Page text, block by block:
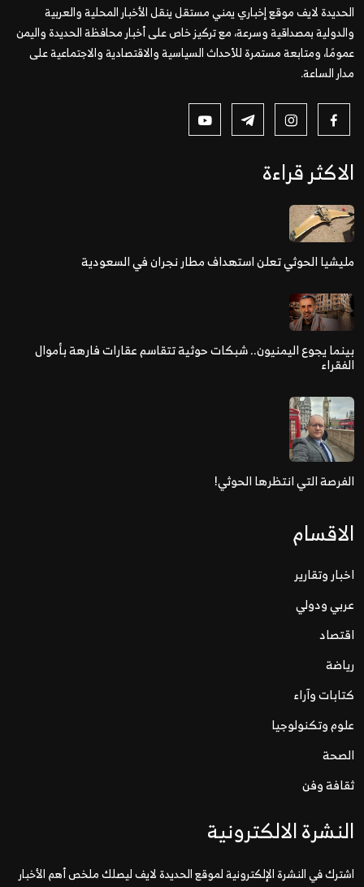
الحديدة لايف موقع إخباري يمني مستقل ينقل الأخبار المحلية والعربية
والدولية بمصداقية وسرعة، مع تركيز خاص على أخبار محافظة الحديدة واليمن
عمومًا، ومتابعة مستمرة للأحداث السياسية والاقتصادية والاجتماعية على
مدار الساعة.
الاكثر قراءة
مليشيا الحوثي تعلن استهداف مطار نجران في السعودية
بينما يجوع اليمنيون.. شبكات حوثية تتقاسم عقارات فارهة بأموال
الفقراء
الفرصة التي انتظرها الحوثي!
الاقسام
اخبار وتقارير
عربي ودولي
اقتصاد
رياضة
كتابات وآراء
علوم وتكنولوجيا
الصحة
ثقافة وفن
النشرة الالكترونية
اشترك في النشرة الإلكترونية لموقع الحديدة لايف ليصلك ملخص أهم الأخبار